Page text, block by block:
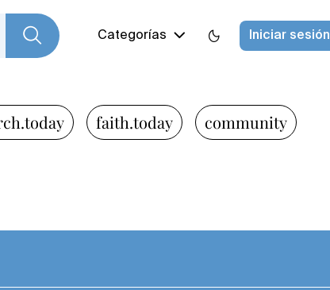
Categorías Iniciar sesión
faith.today community